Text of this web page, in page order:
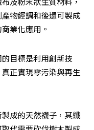
物經調和後還可製成
業化應用。
目標是利用創新技
正實現零污染與再生
成的天然襪子，其纖